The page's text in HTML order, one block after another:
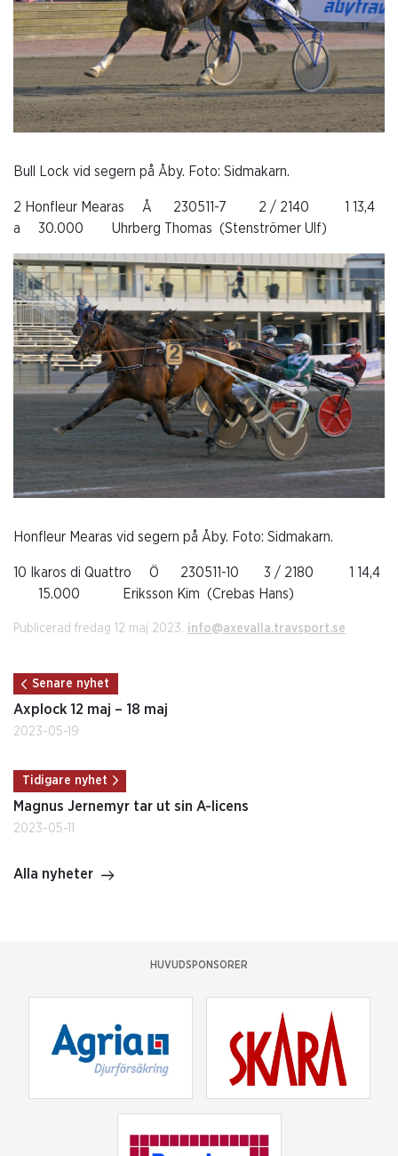
Bull Lock vid segern på Åby. Foto: Sidmakarn.
2 Honfleur Mearas Å 230511-7 2 / 2140 1 13,4
a 30.000 Uhrberg Thomas (Stenströmer Ulf)
Honfleur Mearas vid segern på Åby. Foto: Sidmakarn.
10 Ikaros di Quattro Ö 230511-10 3 / 2180 1 14,4
15.000 Eriksson Kim (Crebas Hans)
Publicerad fredag 12 maj 2023. info@axevalla.travsport.se
Senare nyhet
Axplock 12 maj – 18 maj
2023-05-19
Tidigare nyhet
Magnus Jernemyr tar ut sin A-licens
2023-05-11
Alla nyheter
HUVUDSPONSORER